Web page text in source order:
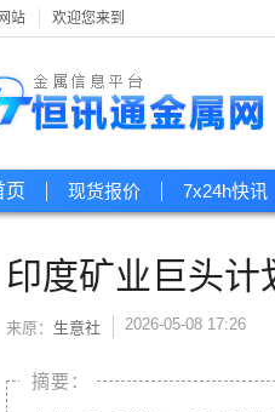
站 欢迎您来到
页 现货报价 7x24h快讯
印度矿业巨头
来原： 生意社 2026-05-08 17:26